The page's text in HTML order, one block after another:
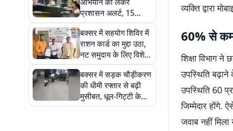
प्रशासन अलर्ट, 15
अगस्त की तैयारियां समय
पर पूरी करने का निर्देश
बक्सर में सहयोग शिविर में
राशन कार्ड का मुद्दा उठा,
नट समुदाय के लिए विशेष
शिविर लगाने का निर्देश
बक्सर में सड़क चौड़ीकरण
की धीमी रफ्तार से बढ़ी
मुसीबत, धूल-गिट्टी के
बीच सफर को मजबूर लोग
व्यक्ति द्वारा
60% से कम
शिक्षा विभाग
उपस्थिति बढ़ाने
उपस्थिति 60
जिम्मेदार होंगे.
जवाब नहीं